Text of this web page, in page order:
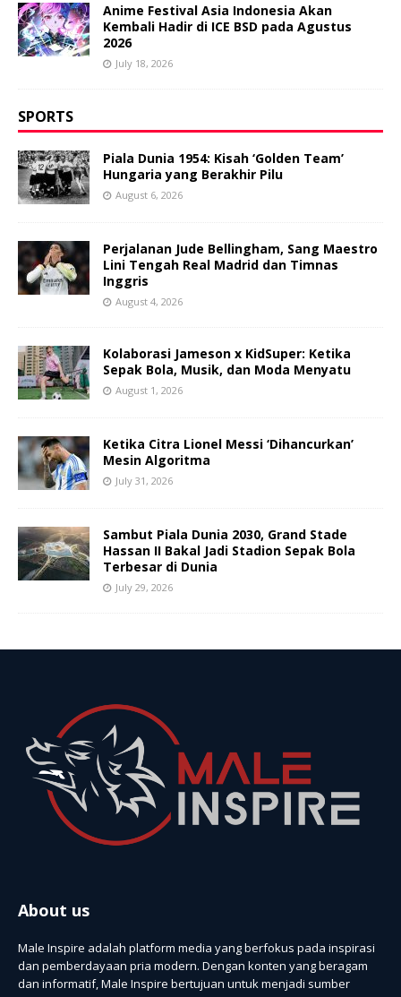
Anime Festival Asia Indonesia Akan
Kembali Hadir di ICE BSD pada Agustus
2026
July 18, 2026
SPORTS
Piala Dunia 1954: Kisah ‘Golden Team’
Hungaria yang Berakhir Pilu
August 6, 2026
Perjalanan Jude Bellingham, Sang Maestro
Lini Tengah Real Madrid dan Timnas
Inggris
August 4, 2026
Kolaborasi Jameson x KidSuper: Ketika
Sepak Bola, Musik, dan Moda Menyatu
August 1, 2026
Ketika Citra Lionel Messi ‘Dihancurkan’
Mesin Algoritma
July 31, 2026
Sambut Piala Dunia 2030, Grand Stade
Hassan II Bakal Jadi Stadion Sepak Bola
Terbesar di Dunia
July 29, 2026
About us
Male Inspire adalah platform media yang berfokus pada inspirasi
dan pemberdayaan pria modern. Dengan konten yang beragam
dan informatif, Male Inspire bertujuan untuk menjadi sumber